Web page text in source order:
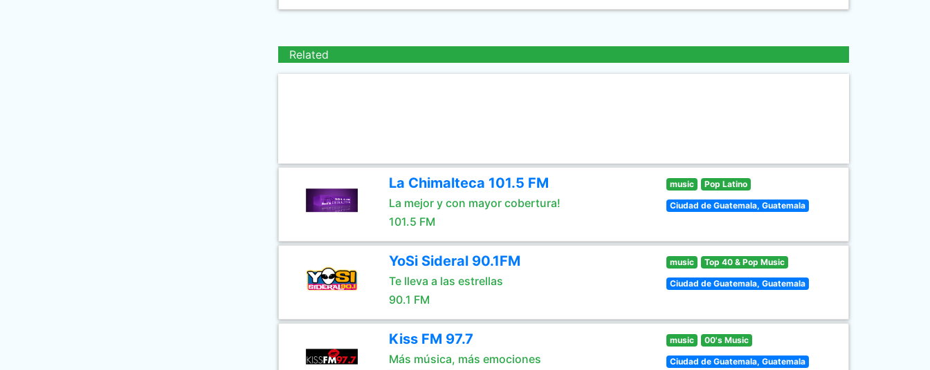
Related
La Chimalteca 101.5 FM
La mejor y con mayor cobertura!
101.5 FM
music Pop Latino
Ciudad de Guatemala, Guatemala
YoSi Sideral 90.1FM
Te lleva a las estrellas
90.1 FM
music Top 40 & Pop Music
Ciudad de Guatemala, Guatemala
Kiss FM 97.7
Más música, más emociones
music 00's Music
Ciudad de Guatemala, Guatemala